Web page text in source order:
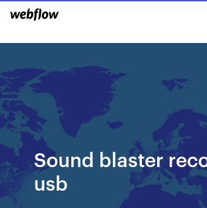
Sound blaster
usb